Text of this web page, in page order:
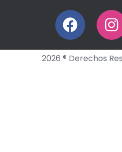
2026 ® Derechos